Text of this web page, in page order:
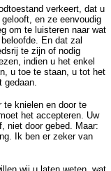
verkeert, dat u
en ze eenvoudig
om te luisteren naar wat
En dat zal
te zijn of nodig
indien u het enkel
u toe te staan, u tot het
gedaan.
te knielen en door te
het accepteren. Uw
niet door gebed. Maar:
Ik ben er zeker van